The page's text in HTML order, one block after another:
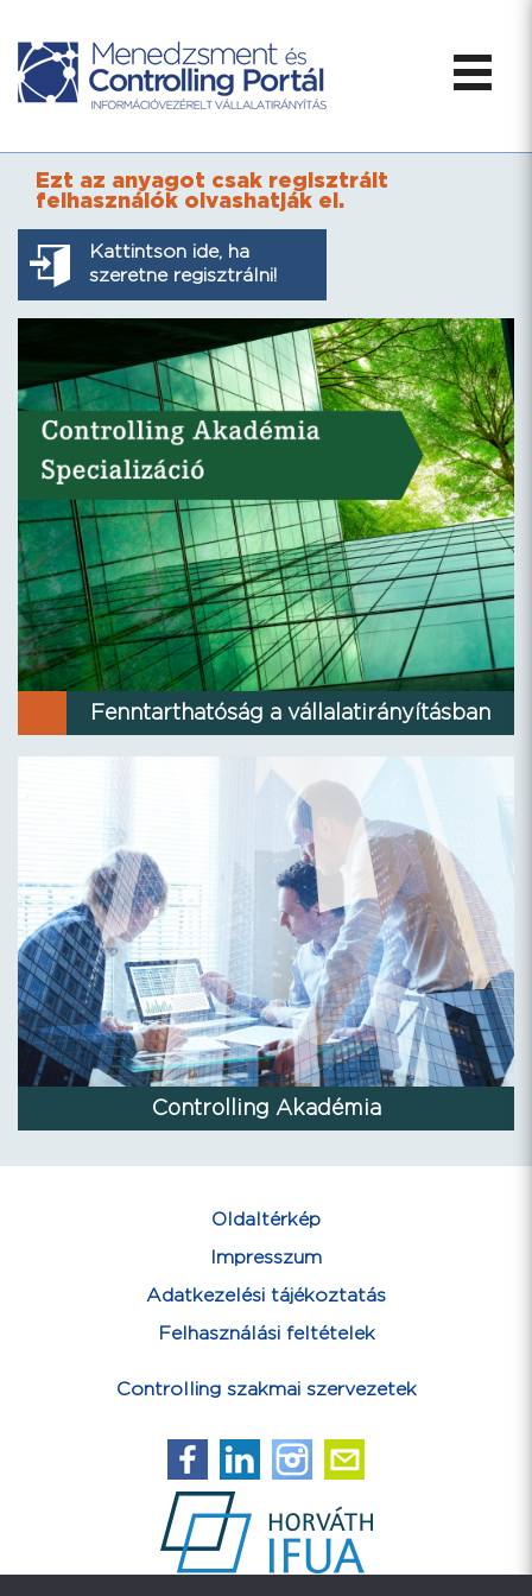
Ezt az anyagot csak regisztrált
felhasználók olvashatják el.
Kattintson ide, ha
szeretne regisztrálni!
Fenntarthatóság a vállalatirányításban
Controlling Akadémia
Oldaltérkép
Impresszum
Adatkezelési tájékoztatás
Felhasználási feltételek
Controlling szakmai szervezetek